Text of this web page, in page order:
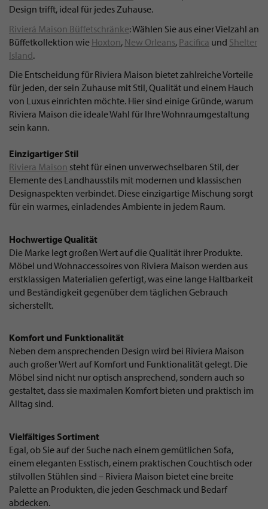
Design trifft, ideal für jedes Zuhause.
Rivierá Maison Büffetschränke: Wählen Sie aus einer Vielzahl an
Büffetkollektion wie Hoxton, New Orleans, Pacifica und Shelter
Island.
Die Entscheidung für Riviera Maison bietet zahlreiche Vorteile
für jeden, der sein Zuhause mit Stil, Qualität und einem Hauch
von Luxus einrichten möchte. Hier sind einige Gründe, warum
Riviera Maison die ideale Wahl für Ihre Wohnraumgestaltung
sein kann.
Einzigartiger Stil
Riviera Maison steht für einen unverwechselbaren Stil, der
Elemente des Landhausstils mit modernen und klassischen
Designaspekten verbindet. Diese einzigartige Mischung sorgt
für ein warmes, einladendes Ambiente in jedem Raum.
Hochwertige Qualität
Die Marke legt großen Wert auf die Qualität ihrer Produkte.
Möbel und Wohnaccessoires von Riviera Maison werden aus
erstklassigen Materialien gefertigt, was eine lange Haltbarkeit
und Beständigkeit gegenüber dem täglichen Gebrauch
sicherstellt.
Komfort und Funktionalität
Neben dem ansprechenden Design wird bei Riviera Maison
auch großer Wert auf Komfort und Funktionalität gelegt. Die
Möbel sind nicht nur optisch ansprechend, sondern auch so
gestaltet, dass sie maximalen Komfort bieten und praktisch im
Alltag sind.
Vielfältiges Sortiment
Egal, ob Sie auf der Suche nach einem gemütlichen Sofa,
einem eleganten Esstisch, einem praktischen Couchtisch oder
stilvollen Stühlen sind – Riviera Maison bietet eine breite
Palette an Produkten, die jeden Geschmack und Bedarf
abdecken.